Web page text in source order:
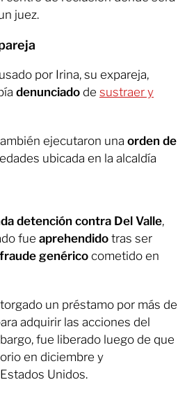
juez.
por Irina, su expareja,
denunciado de sustraer y
ejecutaron una orden de
ubicada en la alcaldía
detención contra Del Valle,
fue aprehendido tras ser
genérico cometido en
un préstamo por más de
adquirir las acciones del
fue liberado luego de que
en diciembre y
Unidos.